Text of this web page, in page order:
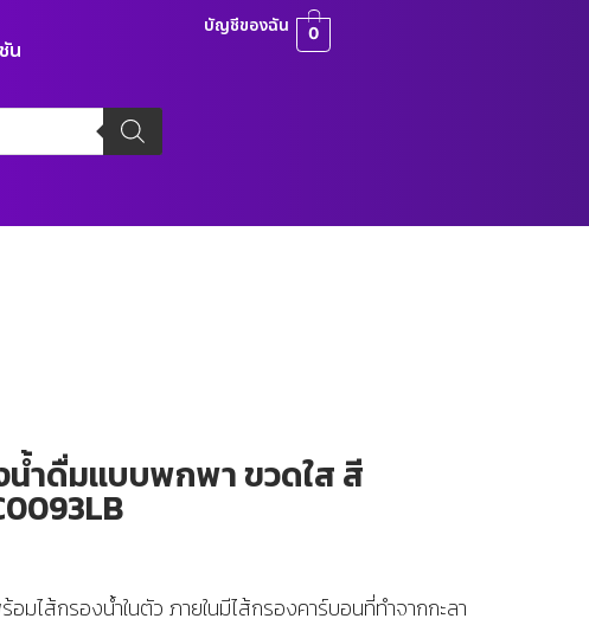
น
บัญชีของฉัน 0
ำดื่มเเบบพกพา ขวดใส สี
มไส้กรองน้ำในตัว ภายในมีไส้กรองคาร์บอนที่ทำจากกะลา